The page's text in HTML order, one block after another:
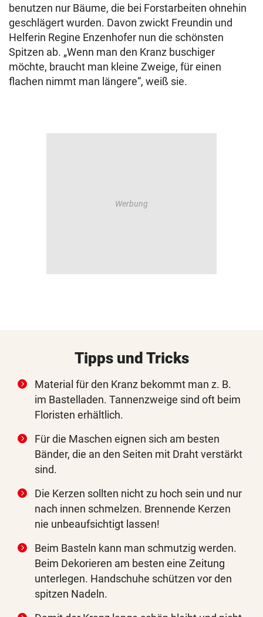
benutzen nur Bäume, die bei Forstarbeiten ohnehin
geschlägert wurden. Davon zwickt Freundin und
Helferin Regine Enzenhofer nun die schönsten
Spitzen ab. „Wenn man den Kranz buschiger
möchte, braucht man kleine Zweige, für einen
flachen nimmt man längere“, weiß sie.
Tipps und Tricks
Material für den Kranz bekommt man z. B.
im Bastelladen. Tannenzweige sind oft beim
Floristen erhältlich.
Für die Maschen eignen sich am besten
Bänder, die an den Seiten mit Draht verstärkt
sind.
Die Kerzen sollten nicht zu hoch sein und nur
nach innen schmelzen. Brennende Kerzen
nie unbeaufsichtigt lassen!
Beim Basteln kann man schmutzig werden.
Beim Dekorieren am besten eine Zeitung
unterlegen. Handschuhe schützen vor den
spitzen Nadeln.